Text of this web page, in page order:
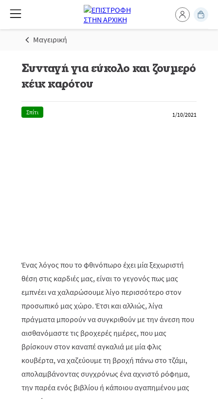
Μαγειρική
Συνταγή για εύκολο και ζουμερό
κέικ καρότου
Σπίτι 1/10/2021
Ένας λόγος που το φθινόπωρο έχει μία ξεχωριστή
θέση στις καρδιές μας, είναι το γεγονός πως μας
εμπνέει να χαλαρώσουμε λίγο περισσότερο στον
προσωπικό μας χώρο. Έτσι και αλλιώς, λίγα
πράγματα μπορούν να συγκριθούν με την άνεση που
αισθανόμαστε τις βροχερές ημέρες, που μας
βρίσκουν στον καναπέ αγκαλιά με μία φλις
κουβέρτα, να χαζεύουμε τη βροχή πάνω στο τζάμι,
απολαμβάνοντας συγχρόνως ένα αχνιστό ρόφημα,
την παρέα ενός βιβλίου ή κάποιου αγαπημένου μας